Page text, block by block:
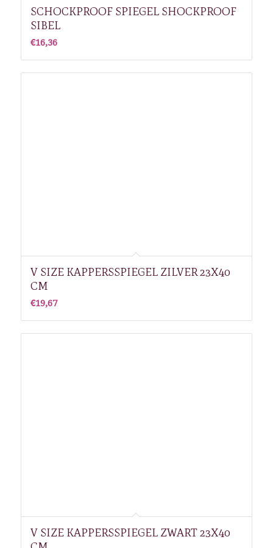
SCHOCKPROOF SPIEGEL SHOCKPROOF
SIBEL
€16,36
V SIZE KAPPERSSPIEGEL ZILVER 23X40
CM
€19,67
V SIZE KAPPERSSPIEGEL ZWART 23X40